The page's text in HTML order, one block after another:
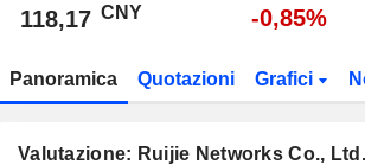
118,17 CNY -0,85%
Panoramica Quotazioni Grafici
Valutazione: Ruijie Networks Co., Ltd.